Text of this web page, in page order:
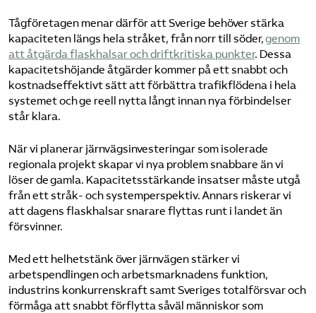
Tågföretagen menar därför att Sverige behöver stärka
kapaciteten längs hela stråket, från norr till söder,genom
att åtgärda flaskhalsar och driftkritiska punkter. Dessa
kapacitetshöjande åtgärder kommer på ett snabbt och
kostnadseffektivt sätt att förbättra trafikflödena i hela
systemet och ge reell nytta långt innan nya förbindelser
står klara.
När vi planerar järnvägsinvesteringar som isolerade
regionala projekt skapar vi nya problem snabbare än vi
löser de gamla. Kapacitetsstärkande insatser måste utgå
från ett stråk- och systemperspektiv. Annars riskerar vi
att dagens flaskhalsar snarare flyttas runt i landet än
försvinner.
Med ett helhetstänk över järnvägen stärker vi
arbetspendlingen och arbetsmarknadens funktion,
industrins konkurrenskraft samt Sveriges totalförsvar och
förmåga att snabbt förflytta såväl människor som